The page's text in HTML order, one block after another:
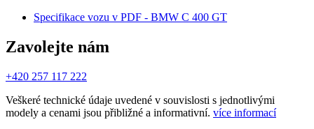
Specifikace vozu v PDF - BMW C 400 GT
Zavolejte nám
+420 257 117 222
Veškeré technické údaje uvedené v souvislosti s jednotlivými
modely a cenami jsou přibližné a informativní. více informací